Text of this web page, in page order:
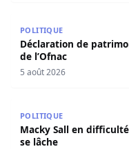
POLITIQUE
Déclaration de
de l’Ofnac
5 août 2026
POLITIQUE
Macky Sall en difficultés : : Un ancien Sg adjoint de
se lâche